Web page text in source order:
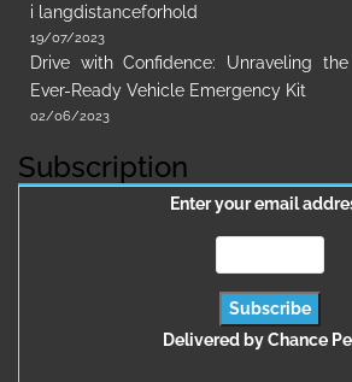
i langdistanceforhold
19/07/2023
Drive with Confidence: Unraveling
Ever-Ready Vehicle Emergency Kit
02/06/2023
Subscription
Enter your email
Delivered byChance